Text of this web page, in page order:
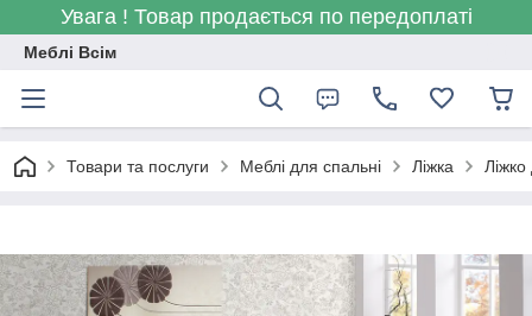
Увага ! Товар продається по передоплаті
Меблі Всім
Товари та послуги Меблі для спальні Ліжка